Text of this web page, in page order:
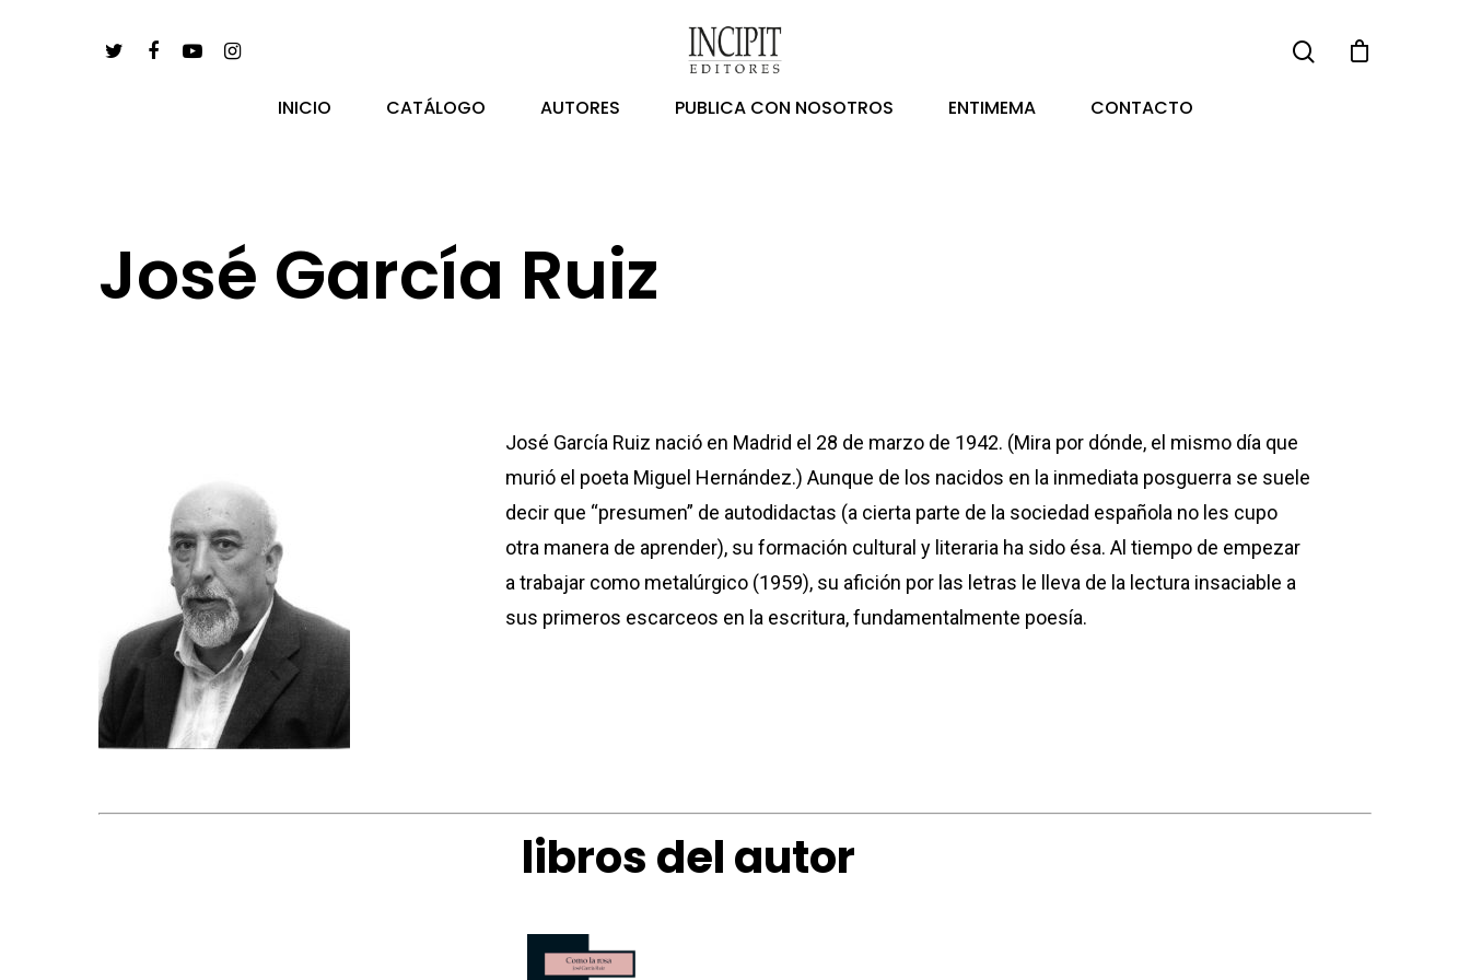
INICIO CATÁLOGO AUTORES PUBLICA CON NOSOTROS ENTIMEMA CONTACTO
José García Ruiz
José García Ruiz nació en Madrid el 28 de marzo de 1942. (Mira por dónde, el mismo día que
murió el poeta Miguel Hernández.) Aunque de los nacidos en la inmediata posguerra se suele
decir que “presumen” de autodidactas (a cierta parte de la sociedad española no les cupo
otra manera de aprender), su formación cultural y literaria ha sido ésa. Al tiempo de empezar
a trabajar como metalúrgico (1959), su afición por las letras le lleva de la lectura insaciable a
sus primeros escarceos en la escritura, fundamentalmente poesía.
libros del autor